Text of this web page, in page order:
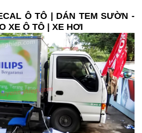
Ô TÔ | DÁN TEM SƯỜN -
XE Ô TÔ | XE HƠI